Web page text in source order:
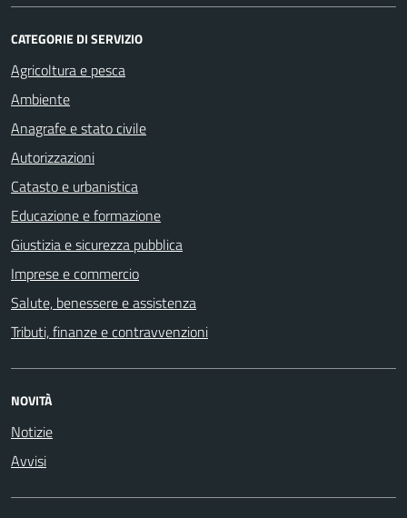
CATEGORIE DI SERVIZIO
Agricoltura e pesca
Ambiente
Anagrafe e stato civile
Autorizzazioni
Catasto e urbanistica
Educazione e formazione
Giustizia e sicurezza pubblica
Imprese e commercio
Salute, benessere e assistenza
Tributi, finanze e contravvenzioni
NOVITÀ
Notizie
Avvisi